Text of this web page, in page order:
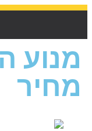
מנוע
מחיר